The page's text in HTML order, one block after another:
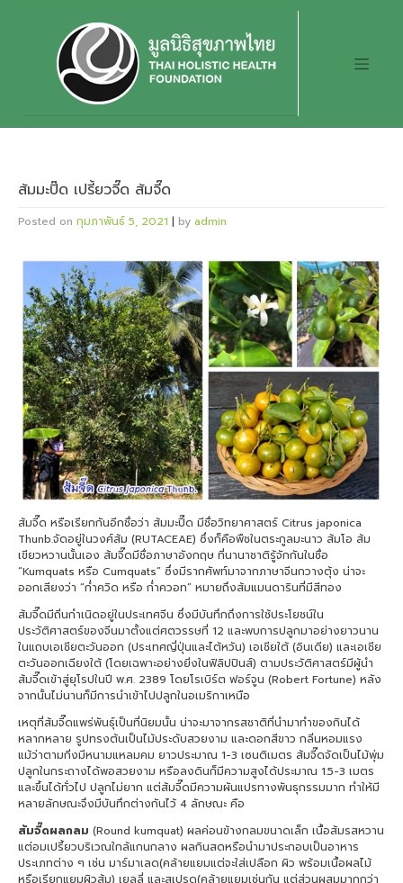
ส้มมะปิ๊ด เปรี้ยวจี๊ด ส้มจี๊ด
Posted on กุมภาพันธ์ 5, 2021 | by admin
ส้มจี๊ด หรือเรียกกันอีกชื่อว่า ส้มมะปี๊ด มีชื่อวิทยาศาสตร์ Citrus japonica
Thunb.จัดอยู่ในวงศ์ส้ม (RUTACEAE) ซึ่งก็คือพืชในตระกูลมะนาว ส้มโอ ส้ม
เขียวหวานนั้นเอง ส้มจี๊ดมีชื่อภาษาอังกฤษ ที่นานาชาติรู้จักกันในชื่อ
“Kumquats หรือ Cumquats” ซึ่งมีรากศัพท์มาจากภาษาจีนกวางตุ้ง น่าจะ
ออกเสียงว่า “ก่ำควิด หรือ ก่ำควอท” หมายถึงส้มแมนดารินที่มีสีทอง
ส้มจี๊ดมีถิ่นกำเนิดอยู่ในประเทศจีน ซึ่งมีบันทึกถึงการใช้ประโยชน์ใน
ประวัติศาสตร์ของจีนมาตั้งแต่ศตวรรษที่ 12 และพบการปลูกมาอย่างยาวนาน
ในแถบเอเชียตะวันออก (ประเทศญี่ปุ่นและไต้หวัน) เอเชียใต้ (อินเดีย) และเอเชีย
ตะวันออกเฉียงใต้ (โดยเฉพาะอย่างยิ่งในฟิลิปปินส์) ตามประวัติศาสตร์มีผู้นำ
ส้มจี๊ดเข้าสู่ยุโรปในปี พ.ศ. 2389 โดยโรเบิร์ต ฟอร์จูน (Robert Fortune) หลัง
จากนั้นไม่นานก็มีการนำเข้าไปปลูกในอเมริกาเหนือ
เหตุที่ส้มจี๊ดแพร่พันธุ์เป็นที่นิยมนั้น น่าจะมาจากรสชาติที่นำมาทำของกินได้
หลากหลาย รูปทรงต้นเป็นไม้ประดับสวยงาม และดอกสีขาว กลิ่นหอมแรง
แม้ว่าตามกิ่งมีหนามแหลมคม ยาวประมาณ 1-3 เซนติเมตร ส้มจี๊ดจัดเป็นไม้พุ่ม
ปลูกในกระถางได้พอสวยงาม หรือลงดินก็มีความสูงได้ประมาณ 1.5-3 เมตร
และขึ้นได้ทั่วไป ปลูกไม่ยาก แต่ส้มจี๊ดมีความผันแปรทางพันธุกรรมมาก ทำให้มี
หลายลักษณะจึงมีบันทึกต่างกันไว้ 4 ลักษณะ คือ
ส้มจี๊ดผลกลม (Round kumquat) ผลค่อนข้างกลมขนาดเล็ก เนื้อส้มรสหวาน
แต่อมเปรี้ยวบริเวณใกล้แกนกลาง ผลกินสดหรือนำมาประกอบเป็นอาหาร
ประเภทต่าง ๆ เช่น มาร์มาเลด(คล้ายแยมแต่จะใส่เปลือก ผิว พร้อมเนื้อผลไม้
หรือเรียกแยมผิวส้ม) เยลลี่ และสเปรด(คล้ายแยมเช่นกัน แต่ส่วนผสมมากกว่า